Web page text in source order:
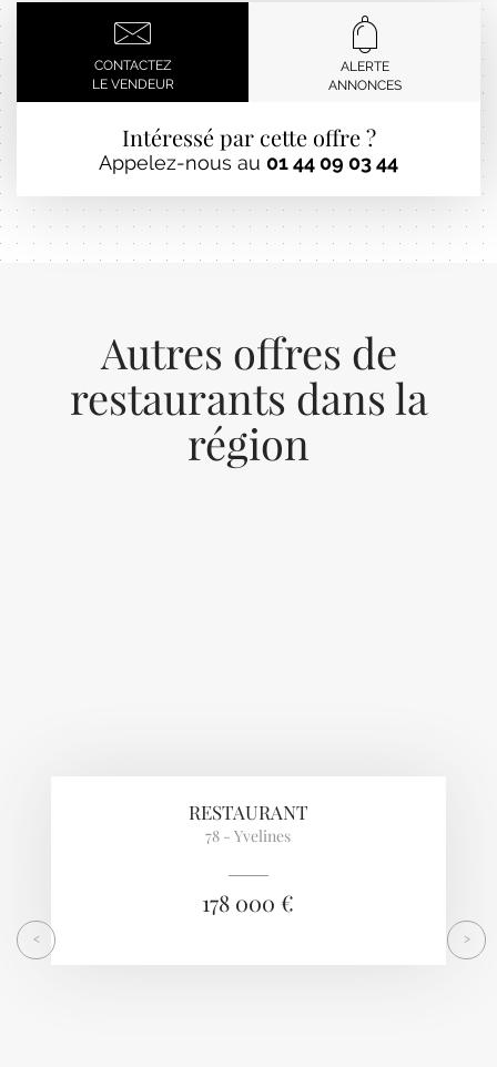
CONTACTEZ
LE VENDEUR
ALERTE
ANNONCES
Intéressé par cette offre ?
Appelez-nous au 01 44 09 03 44
Autres offres de
restaurants dans la
région
RESTAURANT
78 - Yvelines
178 000 €
< >